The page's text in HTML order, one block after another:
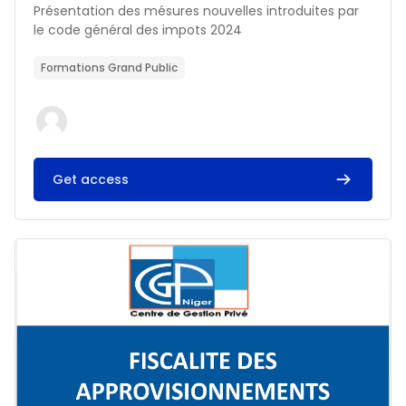
Résumé du cours :
Présentation des mésures nouvelles introduites par
le code général des impots 2024
Formations Grand Public
Get access
Image du cours FISCALITE DES APPROVISIONNEMENTS